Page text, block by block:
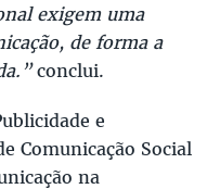
exigem uma
de forma a
conclui.
e
Comunicação Social
na